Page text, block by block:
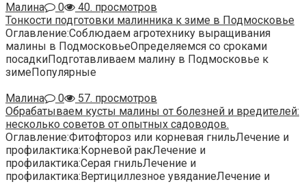
Малина
0
40. просмотров
Тонкости подготовки малинника к зиме в Подмосковье
Оглавление:Соблюдаем агротехнику выращивания
малины в ПодмосковьеОпределяемся со сроками
посадкиПодготавливаем малину в Подмосковье к
зимеПопулярные
Малина
0
57. просмотров
Обрабатываем кусты малины от болезней и вредителей:
несколько советов от опытных садоводов.
Оглавление:Фитофтороз или корневая гнильЛечение и
профилактика:Корневой ракЛечение и
профилактика:Серая гнильЛечение и
профилактика:Вертициллезное увяданиеЛечение и